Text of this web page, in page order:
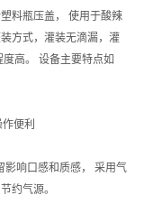
料瓶压盖， 使用于酸辣
方式，灌装无滴漏，灌
高。 设备主要特点如
便利
响口感和质感， 采用气
约气源。